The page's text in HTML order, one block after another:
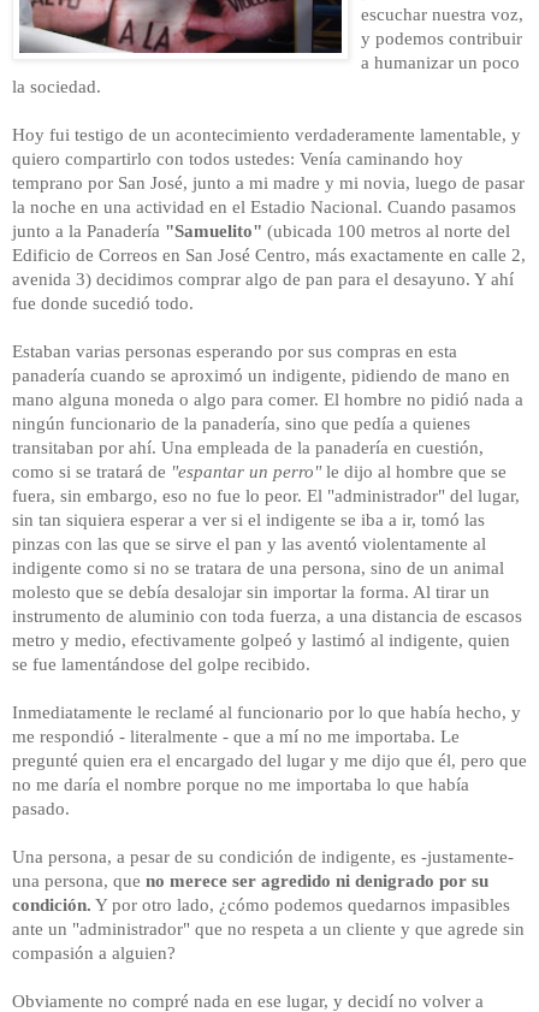
escuchar nuestra voz,
y podemos contribuir
a humanizar un poco
la sociedad.
Hoy fui testigo de un acontecimiento verdaderamente lamentable, y
quiero compartirlo con todos ustedes: Venía caminando hoy
temprano por San José, junto a mi madre y mi novia, luego de pasar
la noche en una actividad en el Estadio Nacional. Cuando pasamos
junto a la Panadería "Samuelito" (ubicada 100 metros al norte del
Edificio de Correos en San José Centro, más exactamente en calle 2,
avenida 3) decidimos comprar algo de pan para el desayuno. Y ahí
fue donde sucedió todo.
Estaban varias personas esperando por sus compras en esta
panadería cuando se aproximó un indigente, pidiendo de mano en
mano alguna moneda o algo para comer. El hombre no pidió nada a
ningún funcionario de la panadería, sino que pedía a quienes
transitaban por ahí. Una empleada de la panadería en cuestión,
como si se tratará de "espantar un perro"le dijo al hombre que se
fuera, sin embargo, eso no fue lo peor. El "administrador" del lugar,
sin tan siquiera esperar a ver si el indigente se iba a ir, tomó las
pinzas con las que se sirve el pan y las aventó violentamente al
indigente como si no se tratara de una persona, sino de un animal
molesto que se debía desalojar sin importar la forma. Al tirar un
instrumento de aluminio con toda fuerza, a una distancia de escasos
metro y medio, efectivamente golpeó y lastimó al indigente, quien
se fue lamentándose del golpe recibido.
Inmediatamente le reclamé al funcionario por lo que había hecho, y
me respondió - literalmente - que a mí no me importaba. Le
pregunté quien era el encargado del lugar y me dijo que él, pero que
no me daría el nombre porque no me importaba lo que había
pasado.
Una persona, a pesar de su condición de indigente, es -justamente-
una persona, que no merece ser agredido ni denigrado por su
condición. Y por otro lado, ¿cómo podemos quedarnos impasibles
ante un "administrador" que no respeta a un cliente y que agrede sin
compasión a alguien?
Obviamente no compré nada en ese lugar, y decidí no volver a